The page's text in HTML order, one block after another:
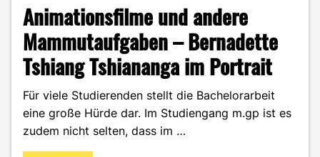
Animationsfilme und andere
Mammutaufgaben – Bernadette
Tshiang Tshiananga im Portrait
Für viele Studierenden stellt die Bachelorarbeit
eine große Hürde dar. Im Studiengang m.gp ist es
zudem nicht selten, dass im …